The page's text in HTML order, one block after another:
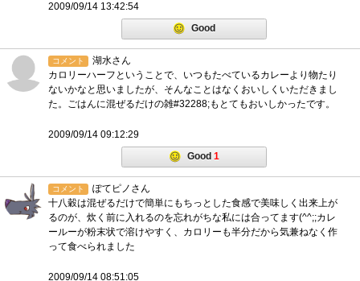
2009/09/14 13:42:54
Good
コメント
湖水さん
カロリーハーフということで、いつもたべているカレーより物たり
ないかなと思いましたが、そんなことはなくおいしくいただきまし
た。ごはんに混ぜるだけの雑#32288;もとてもおいしかったです。
2009/09/14 09:12:29
Good 1
コメント
ぽてピノさん
十八穀は混ぜるだけで簡単にもちっとした食感で美味しく出来上が
るのが、炊く前に入れるのを忘れがちな私には合ってます(^^;;カレ
ールーが粉末状で溶けやすく、カロリーも半分だから気兼ねなく作
って食べられました
2009/09/14 08:51:05